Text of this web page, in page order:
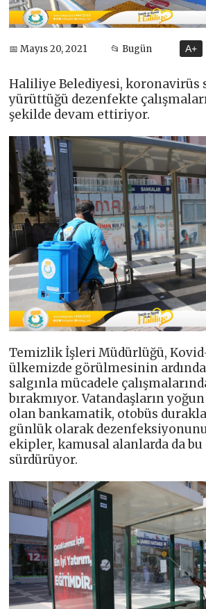
📅 Mayıs 20, 2021 📂 Bugün A+
Haliliye Belediyesi, koronavirüs
yürüttüğü dezenfekte
şekilde devam ettiriyor.
Temizlik İşleri Müdürlüğü, Kovid-
ülkemizde görülmesinin
salgınla mücadele
bırakmıyor. Vatandaşların
olan bankamatik, otobüs
günlük olarak
ekipler, kamusal alanlarda da bu
sürdürüyor.